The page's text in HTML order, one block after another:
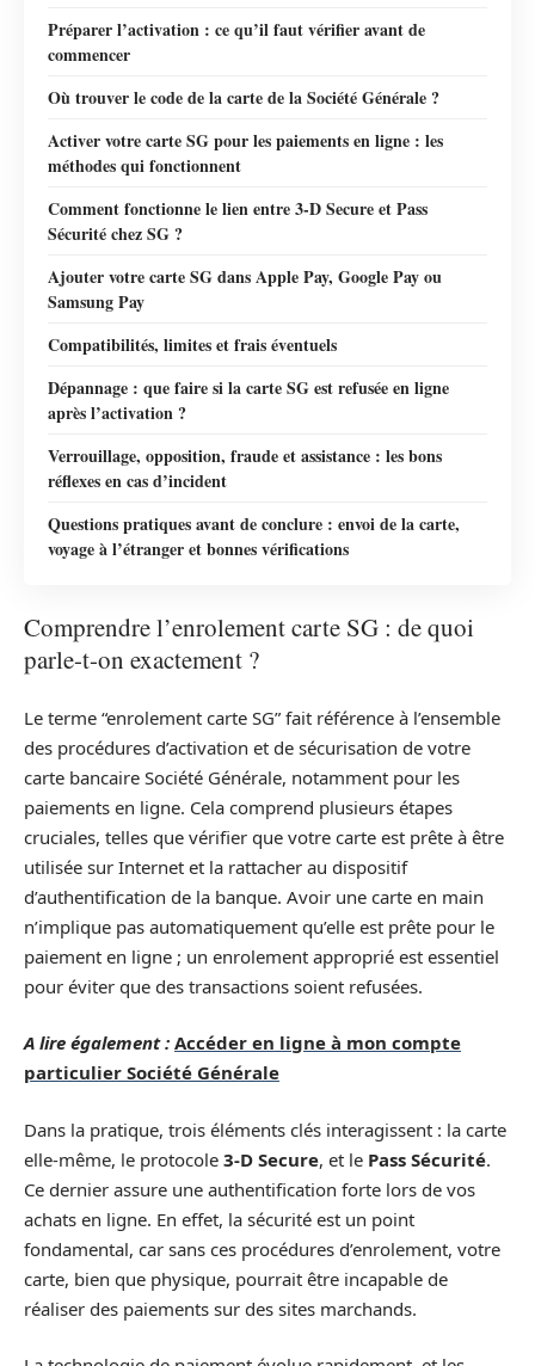
Préparer l’activation : ce qu’il faut vérifier avant de
commencer
Où trouver le code de la carte de la Société Générale ?
Activer votre carte SG pour les paiements en ligne : les
méthodes qui fonctionnent
Comment fonctionne le lien entre 3-D Secure et Pass
Sécurité chez SG ?
Ajouter votre carte SG dans Apple Pay, Google Pay ou
Samsung Pay
Compatibilités, limites et frais éventuels
Dépannage : que faire si la carte SG est refusée en ligne
après l’activation ?
Verrouillage, opposition, fraude et assistance : les bons
réflexes en cas d’incident
Questions pratiques avant de conclure : envoi de la carte,
voyage à l’étranger et bonnes vérifications
Comprendre l’enrolement carte SG : de quoi
parle-t-on exactement ?
Le terme “enrolement carte SG” fait référence à l’ensemble
des procédures d’activation et de sécurisation de votre
carte bancaire Société Générale, notamment pour les
paiements en ligne. Cela comprend plusieurs étapes
cruciales, telles que vérifier que votre carte est prête à être
utilisée sur Internet et la rattacher au dispositif
d’authentification de la banque. Avoir une carte en main
n’implique pas automatiquement qu’elle est prête pour le
paiement en ligne ; un enrolement approprié est essentiel
pour éviter que des transactions soient refusées.
A lire également : Accéder en ligne à mon compte
particulier Société Générale
Dans la pratique, trois éléments clés interagissent : la carte
elle-même, le protocole 3-D Secure, et le Pass Sécurité.
Ce dernier assure une authentification forte lors de vos
achats en ligne. En effet, la sécurité est un point
fondamental, car sans ces procédures d’enrolement, votre
carte, bien que physique, pourrait être incapable de
réaliser des paiements sur des sites marchands.